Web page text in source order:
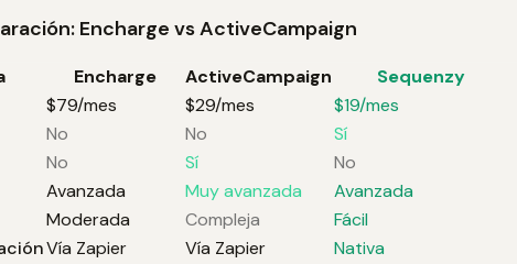
Encharge vs ActiveCampaign
Encharge ActiveCampaign
Sequenzy
$79/mes $29/mes
$19/mes
No No
Sí
No Sí
No
Avanzada Muy avanzada
Avanzada
Moderada Compleja
Fácil
Vía Zapier Vía Zapier
Nativa